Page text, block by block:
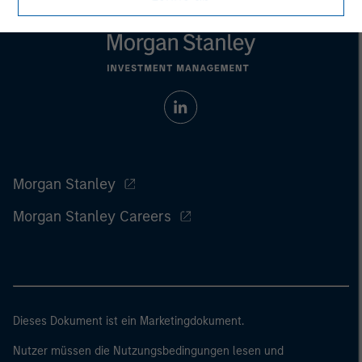
Morgan Stanley
Morgan Stanley Careers
Dieses Dokument ist ein Marketingdokument.
Nutzer müssen die Nutzungsbedingungen lesen und